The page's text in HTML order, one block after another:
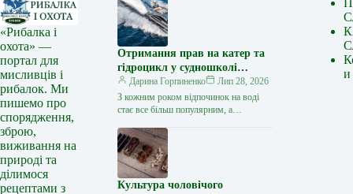
«Рибалка і
охота» —
портал для
мисливців і
рибалок. Ми
пишемо про
спорядження,
зброю,
виживання на
природі та
ділимося
рецептами з
Отримання прав на катер та
гідроцикл у судношколі
«Либідь-А»: від теорії до
іспиту
Дарина Горпиненко
Лип 28, 2026
З кожним роком відпочинок на воді
стає все більш популярним, а
чи гідроциклом відкриває нові
горизонти…
Культура чоловічого
и